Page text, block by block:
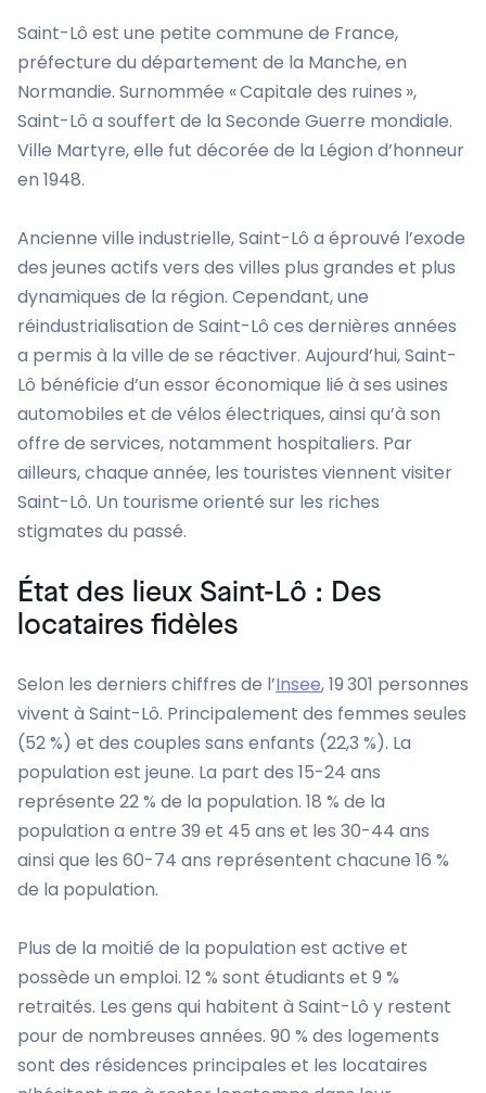
Saint-Lô est une petite commune de France,
préfecture du département de la Manche, en
Normandie. Surnommée « Capitale des ruines »,
Saint-Lô a souffert de la Seconde Guerre mondiale.
Ville Martyre, elle fut décorée de la Légion d’honneur
en 1948.
Ancienne ville industrielle, Saint-Lô a éprouvé l’exode
des jeunes actifs vers des villes plus grandes et plus
dynamiques de la région. Cependant, une
réindustrialisation de Saint-Lô ces dernières années
a permis à la ville de se réactiver. Aujourd’hui, Saint-
Lô bénéficie d’un essor économique lié à ses usines
automobiles et de vélos électriques, ainsi qu’à son
offre de services, notamment hospitaliers. Par
ailleurs, chaque année, les touristes viennent visiter
Saint-Lô. Un tourisme orienté sur les riches
stigmates du passé.
État des lieux Saint-Lô : Des
locataires fidèles
Selon les derniers chiffres de l’Insee, 19 301 personnes
vivent à Saint-Lô. Principalement des femmes seules
(52 %) et des couples sans enfants (22,3 %). La
population est jeune. La part des 15-24 ans
représente 22 % de la population. 18 % de la
population a entre 39 et 45 ans et les 30-44 ans
ainsi que les 60-74 ans représentent chacune 16 %
de la population.
Plus de la moitié de la population est active et
possède un emploi. 12 % sont étudiants et 9 %
retraités. Les gens qui habitent à Saint-Lô y restent
pour de nombreuses années. 90 % des logements
sont des résidences principales et les locataires